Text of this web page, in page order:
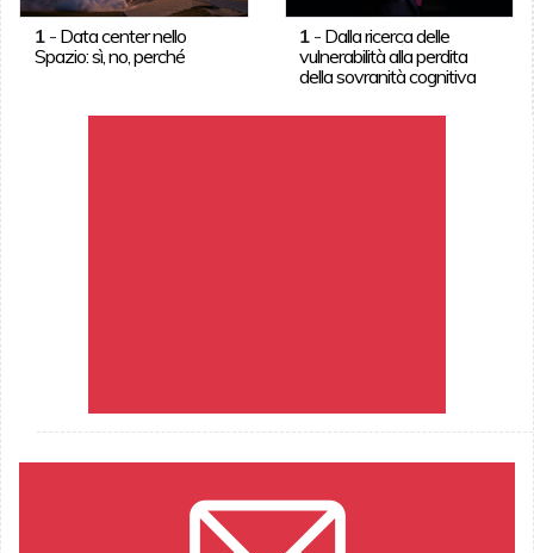
1- Data center nello
Spazio: sì, no, perché
1 - Dalla ricerca delle
vulnerabilità alla perdita
della sovranità cognitiva